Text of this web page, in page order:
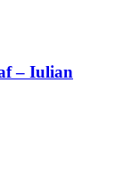
– Iulian